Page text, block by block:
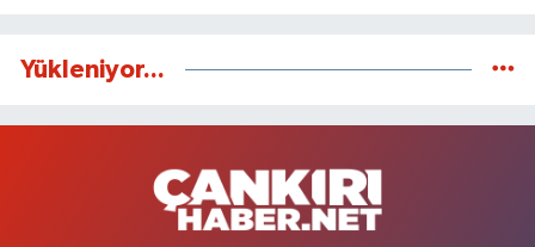
Yükleniyor...